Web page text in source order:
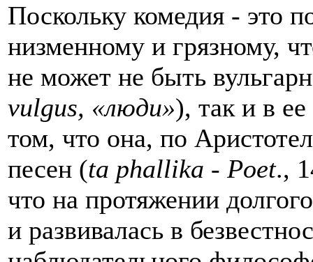
Поскольку комедия - это
низменному и грязному,
не может не быть
vulgus, «люди»), так и в
том, что она, по
песен (ta phallika -Poet.,
что на протяжении
и развивалась в